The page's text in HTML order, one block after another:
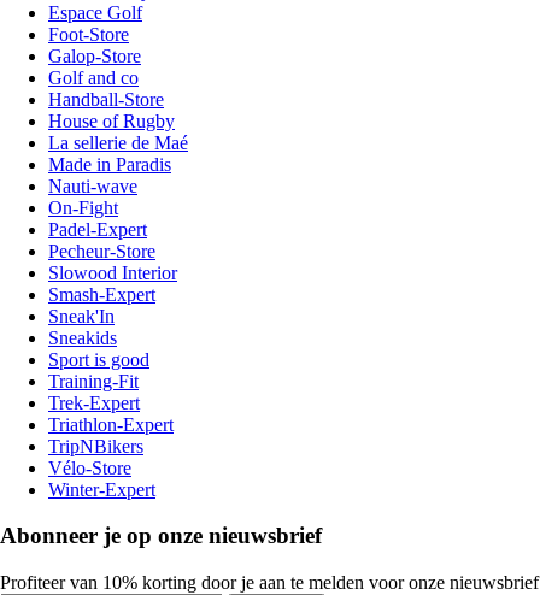
Espace Golf
Foot-Store
Galop-Store
Golf and co
Handball-Store
House of Rugby
La sellerie de Maé
Made in Paradis
Nauti-wave
On-Fight
Padel-Expert
Pecheur-Store
Slowood Interior
Smash-Expert
Sneak'In
Sneakids
Sport is good
Training-Fit
Trek-Expert
Triathlon-Expert
TripNBikers
Vélo-Store
Winter-Expert
Abonneer je op onze nieuwsbrief
Profiteer van 10% korting door je aan te melden voor onze nieuwsbrief